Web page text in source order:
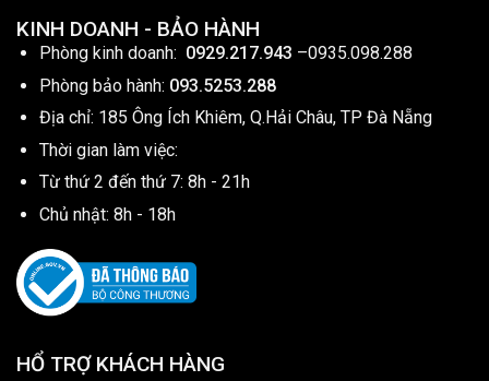
KINH DOANH - BẢO HÀNH
Phòng kinh doanh: 0929.217.943 –0935.098.288
Phòng bảo hành: 093.5253.288
Địa chỉ: 185 Ông Ích Khiêm, Q.Hải Châu, TP Đà Nẵng
Thời gian làm việc:
Từ thứ 2 đến thứ 7: 8h - 21h
Chủ nhật: 8h - 18h
HỔ TRỢ KHÁCH HÀNG